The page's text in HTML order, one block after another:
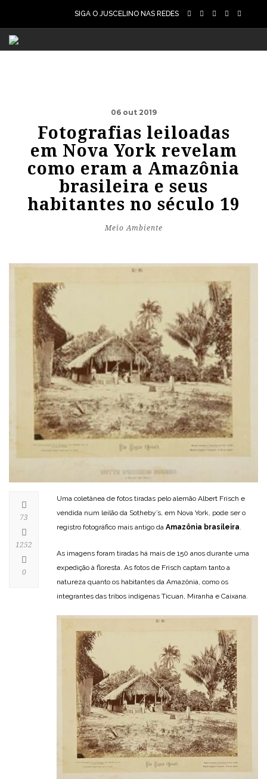
SIGA O JUSCELINO NAS REDES
06 out 2019
Fotografias leiloadas
em Nova York revelam
como eram a Amazônia
brasileira e seus
habitantes no século 19
Meio Ambiente
Uma coletânea de fotos tiradas pelo alemão Albert Frisch e
vendida num leilão da Sotheby’s, em Nova York, pode ser o
registro fotográfico mais antigo da Amazônia brasileira.
As imagens foram tiradas há mais de 150 anos durante uma
expedição à floresta. As fotos de Frisch captam tanto a
natureza quanto os habitantes da Amazônia, como os
integrantes das tribos indígenas Ticuan, Miranha e Caixana.
73
1252
0